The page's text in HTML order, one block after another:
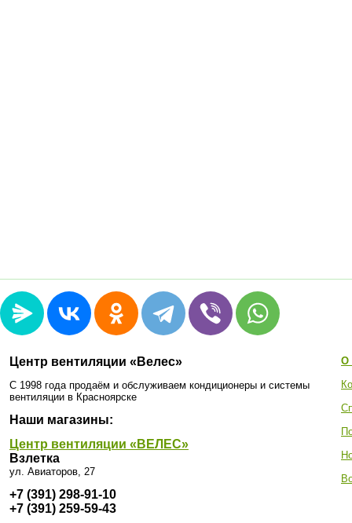
Центр вентиляции «Велес»
С 1998 года продаём и обслуживаем кондиционеры и системы
вентиляции в Красноярске
Наши магазины:
Центр вентиляции «ВЕЛЕС»
Взлетка
ул. Авиаторов, 27
+7 (391) 298-91-10
+7 (391) 259-59-43
О